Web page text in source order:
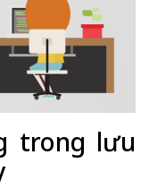
trong lưu